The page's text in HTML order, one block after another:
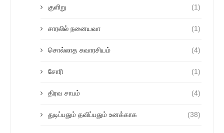
குளிறு (1)
சாரலில் நனையவா (1)
சொல்லாத சுவாரசியம் (4)
சோரி (1)
திரவ சாபம் (4)
துடிப்பதும் தவிப்பதும் உனக்காக (38)